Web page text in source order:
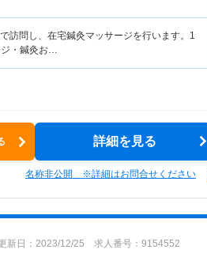
訪問し、在宅鍼灸マッサージを行います。1
ジ・鍼灸お…
詳細を見る
名称非公開 ※詳細はお問合せください
新日：2023/12/25 求人番号：9154552